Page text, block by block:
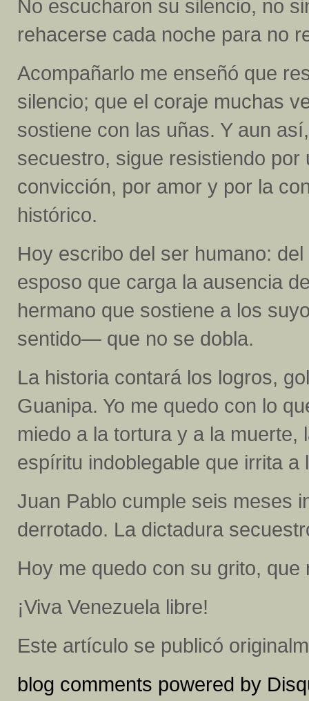
No escucharon su silencio, no
rehacerse cada noche para no
Acompañarlo me enseñó que
silencio; que el coraje muchas
sostiene con las uñas. Y aun
secuestro, sigue resistiendo
convicción, por amor y por la
histórico.
Hoy escribo del ser humano:
esposo que carga la ausencia
hermano que sostiene a los
sentido— que no se dobla.
La historia contará los logros,
Guanipa. Yo me quedo con lo
miedo a la tortura y a la muerte,
espíritu indoblegable que irrita a
Juan Pablo cumple seis meses
derrotado. La dictadura
Hoy me quedo con su grito,
¡Viva Venezuela libre!
Este artículo se publicó
blog comments powered by